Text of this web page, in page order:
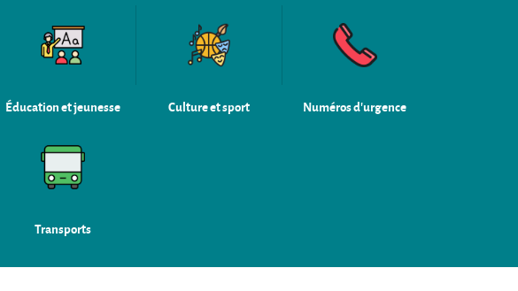
Éducation et jeunesse Culture et sport Numéros d'urgence
Transports